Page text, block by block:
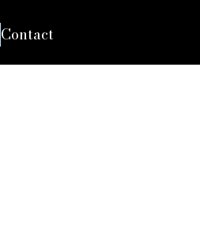
Contact